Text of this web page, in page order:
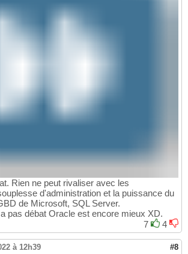
Rien ne peut rivaliser avec les
d'administration et la puissance du
de Microsoft, SQL Server.
pas débat Oracle est encore mieux XD.
7
4
à 12h39 #8